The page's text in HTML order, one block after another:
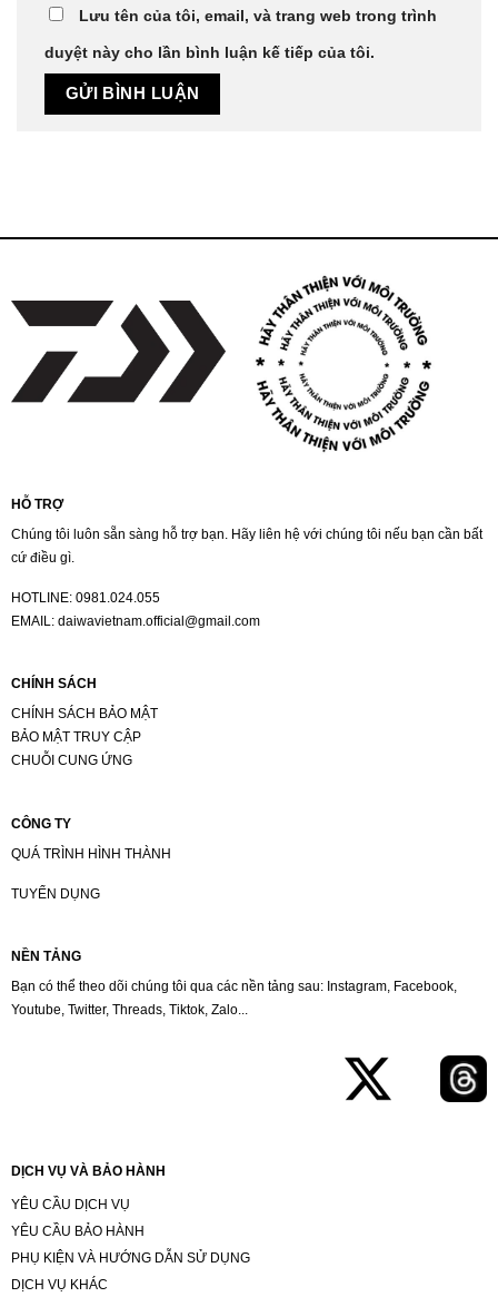
Lưu tên của tôi, email, và trang web trong trình
duyệt này cho lần bình luận kế tiếp của tôi.
HỖ TRỢ
Chúng tôi luôn sẵn sàng hỗ trợ bạn. Hãy liên hệ với chúng tôi nếu bạn cần bất
cứ điều gì.
HOTLINE: 0981.024.055
EMAIL: daiwavietnam.official@gmail.com
CHÍNH SÁCH
CHÍNH SÁCH BẢO MẬT
BẢO MẬT TRUY CẬP
CHUỖI CUNG ỨNG
CÔNG TY
QUÁ TRÌNH HÌNH THÀNH
TUYỂN DỤNG
NỀN TẢNG
Bạn có thể theo dõi chúng tôi qua các nền tảng sau: Instagram, Facebook,
Youtube, Twitter, Threads, Tiktok, Zalo...
DỊCH VỤ VÀ BẢO HÀNH
YÊU CẦU DỊCH VỤ
YÊU CẦU BẢO HÀNH
PHỤ KIỆN VÀ HƯỚNG DẪN SỬ DỤNG
DỊCH VỤ KHÁC